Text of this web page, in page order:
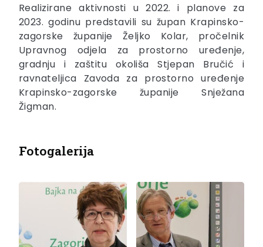
Realizirane aktivnosti u 2022. i planove za
2023. godinu predstavili su župan Krapinsko-
zagorske županije Željko Kolar, pročelnik
Upravnog odjela za prostorno uređenje,
gradnju i zaštitu okoliša Stjepan Bručić i
ravnateljica Zavoda za prostorno uređenje
Krapinsko-zagorske županije Snježana
Žigman.
Fotogalerija